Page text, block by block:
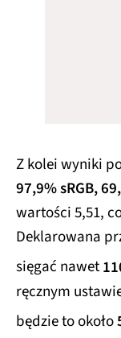
Z kolei wyniki
97,9% sRGB,
wartości 5,51,
Deklarowana
sięgać nawet
ręcznym
będzie to około